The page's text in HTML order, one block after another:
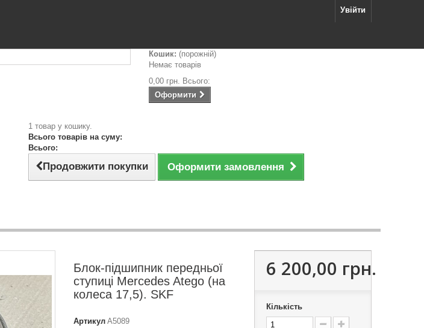
Увійти
Кошик: (порожній)
Немає товарів
0,00 грн. Всього:
Оформити
1 товар у кошику.
Всього товарів на суму:
Всього:
Продовжити покупки Оформити замовлення
Блок-підшипник передньої
ступиці Mercedes Atego (на
колеса 17,5). SKF
Артикул A5089
6 200,00 грн.
Кількість